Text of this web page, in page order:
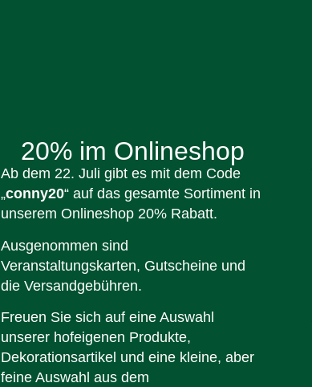
20% im Onlineshop
Ab dem 22. Juli gibt es mit dem Code
„conny20“ auf das gesamte Sortiment in
unserem Onlineshop 20% Rabatt.
Ausgenommen sind
Veranstaltungskarten, Gutscheine und
die Versandgebühren.
Freuen Sie sich auf eine Auswahl
unserer hofeigenen Produkte,
Dekorationsartikel und eine kleine, aber
feine Auswahl aus dem